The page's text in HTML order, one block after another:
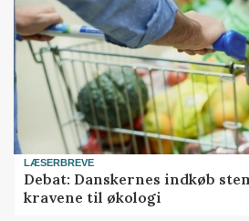
LÆSERBREVE
Debat: Danskernes indkøb
kravene til økologi